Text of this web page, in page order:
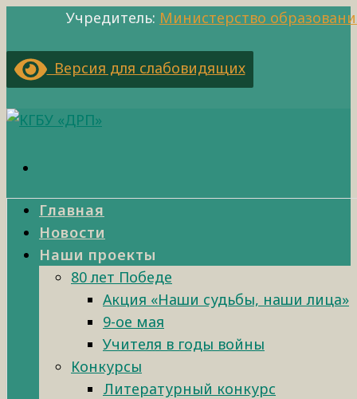
Учредитель: Министерство
Версия для слабовидящих
Главная
Новости
Наши проекты
80 лет Победе
Акция «Наши судьбы, наши лица»
9-ое мая
Учителя в годы войны
Конкурсы
Литературный конкурс